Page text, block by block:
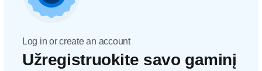
Log in or create an account
Užregistruokite savo gaminį